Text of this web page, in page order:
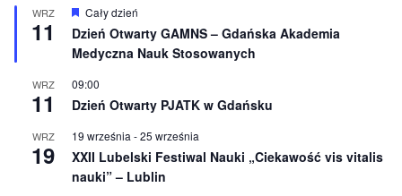
o
n
e
WRZ
11
W
y
r
ó
n
o
e
Cały dzień
Dzień Otwarty GAMNS – Gdańska Akademia
Medyczna Nauk Stosowanych
WRZ
11
09:00
Dzień Otwarty PJATK w Gdańsku
WRZ
19
19 września -25 września
XXII Lubelski Festiwal Nauki „Ciekawość vis vitalis
nauki” – Lublin